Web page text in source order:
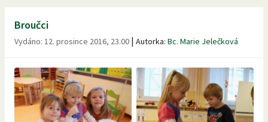
Broučci
Vydáno: 12. prosince 2016, 23.00 | Autorka: Bc. Marie Jelečková